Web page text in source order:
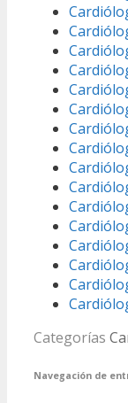
Categorías
Navegación de